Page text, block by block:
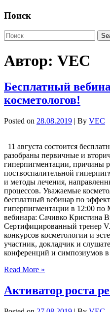
Поиск
Автор: VEC
Бесплатный
косметологов!
Posted on 28.08.2019 | By VEC
11 августа состоится
разобраны первичные и
гиперпигментации, причины
поствоспалительной
и методы лечения,
процессов. Уважаемые
бесплатный вебинар по
гиперпигментации в 12:00
вебинара: Сачивко Кристина
Сертифицированный тренер
конкурсов косметологии и
участник, докладчик и
конференций и симпозиумов
Read More »
Активатор роста